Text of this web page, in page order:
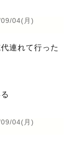
04(月)
連れて行った
04(月)